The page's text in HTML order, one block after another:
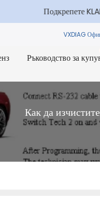
Подкрепете
VXDIAG
Ръководство за
Как да